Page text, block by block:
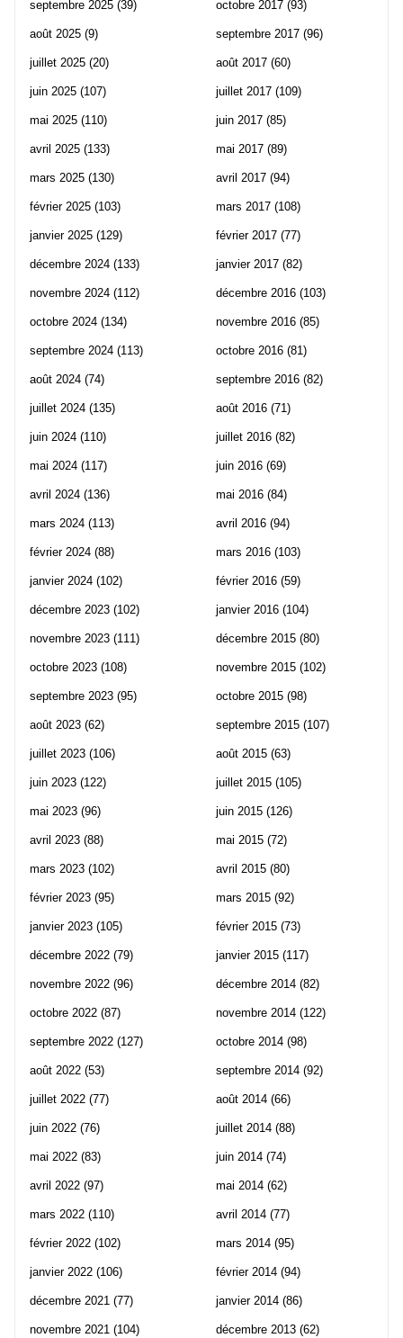
septembre 2025 (39)
août 2025 (9)
juillet 2025 (20)
juin 2025 (107)
mai 2025 (110)
avril 2025 (133)
mars 2025 (130)
février 2025 (103)
janvier 2025 (129)
décembre 2024 (133)
novembre 2024 (112)
octobre 2024 (134)
septembre 2024 (113)
août 2024 (74)
juillet 2024 (135)
juin 2024 (110)
mai 2024 (117)
avril 2024 (136)
mars 2024 (113)
février 2024 (88)
janvier 2024 (102)
décembre 2023 (102)
novembre 2023 (111)
octobre 2023 (108)
septembre 2023 (95)
août 2023 (62)
juillet 2023 (106)
juin 2023 (122)
mai 2023 (96)
avril 2023 (88)
mars 2023 (102)
février 2023 (95)
janvier 2023 (105)
décembre 2022 (79)
novembre 2022 (96)
octobre 2022 (87)
septembre 2022 (127)
août 2022 (53)
juillet 2022 (77)
juin 2022 (76)
mai 2022 (83)
avril 2022 (97)
mars 2022 (110)
février 2022 (102)
janvier 2022 (106)
décembre 2021 (77)
novembre 2021 (104)
octobre 2017 (93)
septembre 2017 (96)
août 2017 (60)
juillet 2017 (109)
juin 2017 (85)
mai 2017 (89)
avril 2017 (94)
mars 2017 (108)
février 2017 (77)
janvier 2017 (82)
décembre 2016 (103)
novembre 2016 (85)
octobre 2016 (81)
septembre 2016 (82)
août 2016 (71)
juillet 2016 (82)
juin 2016 (69)
mai 2016 (84)
avril 2016 (94)
mars 2016 (103)
février 2016 (59)
janvier 2016 (104)
décembre 2015 (80)
novembre 2015 (102)
octobre 2015 (98)
septembre 2015 (107)
août 2015 (63)
juillet 2015 (105)
juin 2015 (126)
mai 2015 (72)
avril 2015 (80)
mars 2015 (92)
février 2015 (73)
janvier 2015 (117)
décembre 2014 (82)
novembre 2014 (122)
octobre 2014 (98)
septembre 2014 (92)
août 2014 (66)
juillet 2014 (88)
juin 2014 (74)
mai 2014 (62)
avril 2014 (77)
mars 2014 (95)
février 2014 (94)
janvier 2014 (86)
décembre 2013 (62)